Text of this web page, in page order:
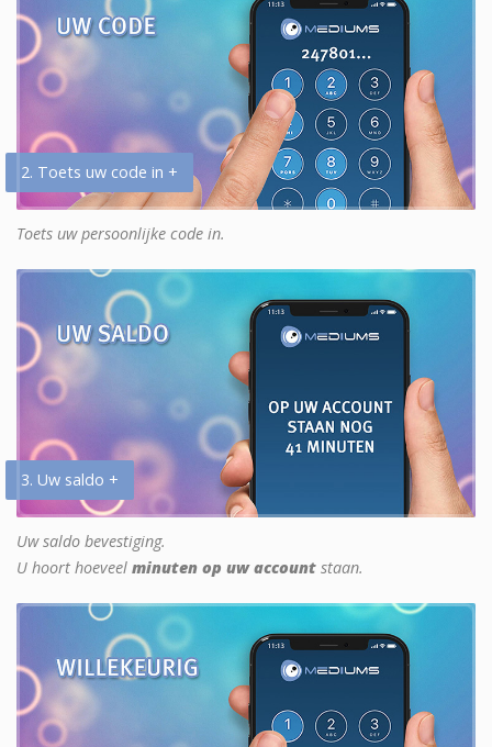
2. Toets uw code in +
Toets uw persoonlijke code in.
3. Uw saldo +
Uw saldo bevestiging.
U hoort hoeveel minuten op uw account staan.